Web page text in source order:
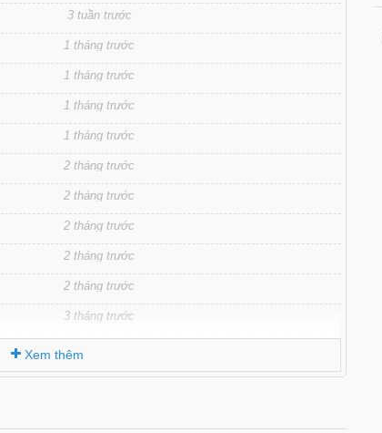
3 tuần trước
1 tháng trước
1 tháng trước
1 tháng trước
1 tháng trước
2 tháng trước
2 tháng trước
2 tháng trước
2 tháng trước
2 tháng trước
3 tháng trước
3 tháng trước
Xem thêm